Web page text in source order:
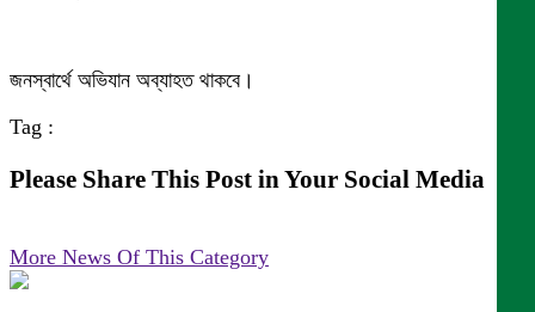
জনস্বার্থে অভিযান অব্যাহত থাকবে।
Tag :
Please Share This Post in Your Social Media
More News Of This Category